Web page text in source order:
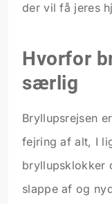
der vil få jeres
Hvorfor
særlig
Bryllupsrejsen
fejring af alt, I
bryllupsklokker
slappe af og